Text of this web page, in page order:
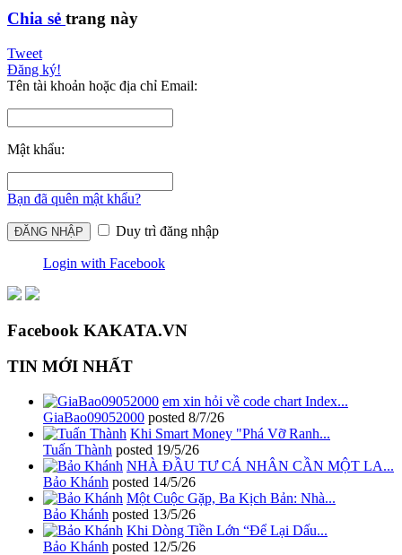
Chia sẻ trang này
Tweet
Đăng ký!
Tên tài khoản hoặc địa chỉ Email:
Mật khẩu:
Bạn đã quên mật khẩu?
Duy trì đăng nhập
Login with Facebook
Facebook KAKATA.VN
TIN MỚI NHẤT
em xin hỏi về code chart Index...
GiaBao09052000 posted 8/7/26
Khi Smart Money "Phá Vỡ Ranh...
Tuấn Thành posted 19/5/26
NHÀ ĐẦU TƯ CÁ NHÂN CẦN MỘT LA...
Bảo Khánh posted 14/5/26
Một Cuộc Gặp, Ba Kịch Bản: Nhà...
Bảo Khánh posted 13/5/26
Khi Dòng Tiền Lớn “Để Lại Dấu...
Bảo Khánh posted 12/5/26